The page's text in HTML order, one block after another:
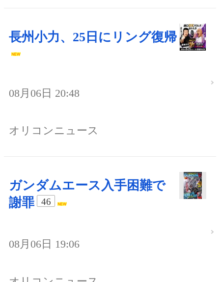
長州小力、25日にリング復帰
08月06日 20:48
オリコンニュース
ガンダムエース入手困難で
謝罪
46
08月06日 19:06